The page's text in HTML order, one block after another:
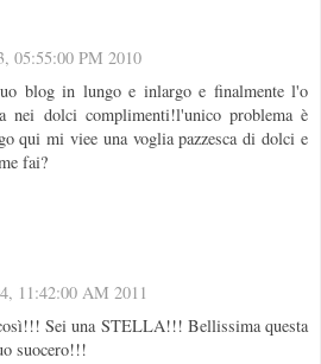
05:55:00 PM 2010
blog in lungo e inlargo e finalmente l'o
nei dolci complimenti!l'unico problema è
qui mi viee una voglia pazzesca di dolci e
fai?
11:42:00 AM 2011
Sei una STELLA!!! Bellissima questa
suocero!!!